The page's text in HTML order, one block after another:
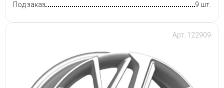
Под заказ 9 шт.
Арт: 122909